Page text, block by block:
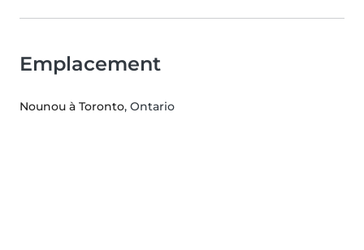
Emplacement
Nounou à Toronto, Ontario